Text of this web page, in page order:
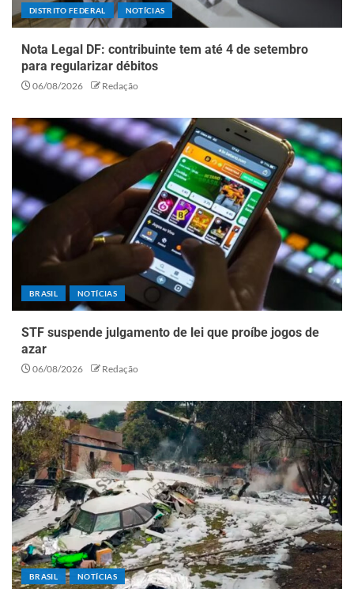
DISTRITO FEDERAL NOTÍCIAS
Nota Legal DF: contribuinte tem até 4 de setembro
para regularizar débitos
06/08/2026 Redação
BRASIL NOTÍCIAS
STF suspende julgamento de lei que proíbe jogos de
azar
06/08/2026 Redação
BRASIL NOTÍCIAS